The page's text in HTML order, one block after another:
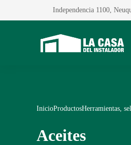
Independencia 1100,
InicioProductosHerramientas,
Aceites